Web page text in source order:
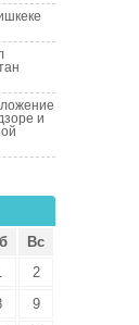
и
Вс
2
9